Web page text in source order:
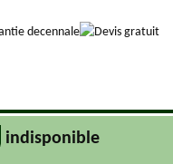
indisponible